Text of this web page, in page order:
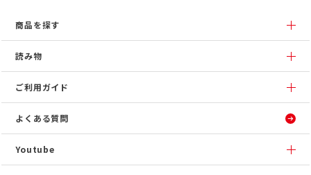
商品を探す
読み物
ご利用ガイド
よくある質問
Youtube